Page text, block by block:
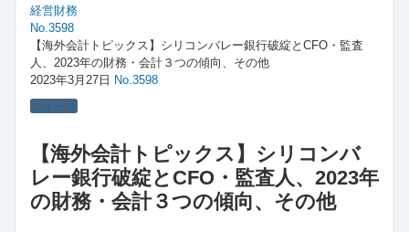
経営財務
No.3598
【海外会計トピックス】シリコンバレー銀行破綻とCFO・監査
人、2023年の財務・会計３つの傾向、その他
2023年3月27日 No.3598
ニュース
【海外会計トピックス】シリコンバ
レー銀行破綻とCFO・監査人、2023年
の財務・会計３つの傾向、その他